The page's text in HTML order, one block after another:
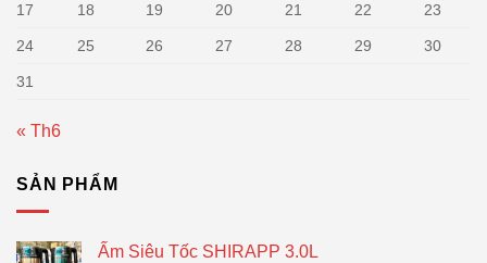
17 18 19 20 21 22 23
24 25 26 27 28 29 30
31
« Th6
SẢN PHẨM
Ấm Siêu Tốc SHIRAPP 3.0L